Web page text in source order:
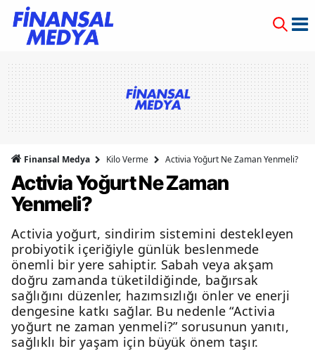
Finansal Medya Kilo Verme Activia Yoğurt Ne Zaman Yenmeli?
Activia Yoğurt Ne Zaman
Yenmeli?
Activia yoğurt, sindirim sistemini destekleyen
probiyotik içeriğiyle günlük beslenmede
önemli bir yere sahiptir. Sabah veya akşam
doğru zamanda tüketildiğinde, bağırsak
sağlığını düzenler, hazımsızlığı önler ve enerji
dengesine katkı sağlar. Bu nedenle “Activia
yoğurt ne zaman yenmeli?” sorusunun yanıtı,
sağlıklı bir yaşam için büyük önem taşır.